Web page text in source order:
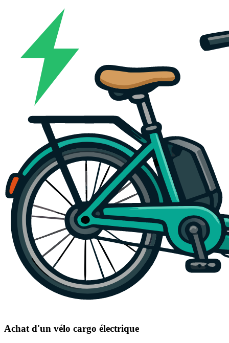
Achat d'un vélo cargo électrique